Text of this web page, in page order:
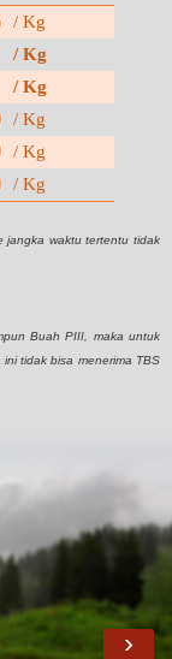
/ Kg
/ Kg
/ Kg
/ Kg
/ Kg
/ Kg
jangka waktu tertentu tidak
Buah PIII, maka untuk
tidak bisa menerima TBS
›